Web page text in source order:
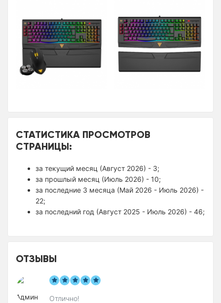
СТАТИСТИКА ПРОСМОТРОВ
СТРАНИЦЫ:
за текущий месяц (Август 2026) - 3;
за прошлый месяц (Июль 2026) - 10;
за последние 3 месяца (Май 2026 - Июль 2026) -
22;
за последний год (Август 2025 - Июль 2026) - 46;
ОТЗЫВЫ
Отлично!